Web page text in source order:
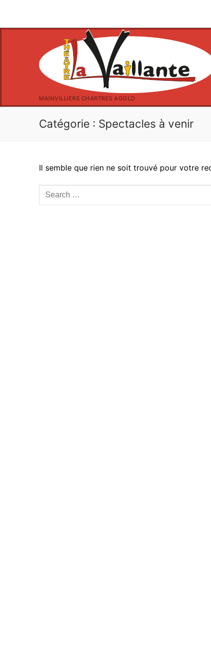
contenu
MAINVILLIERS CHARTRES AGGLO
Catégorie : Spectacles à venir
Il semble que rien ne soit trouvé pour votre
Rechercher
: